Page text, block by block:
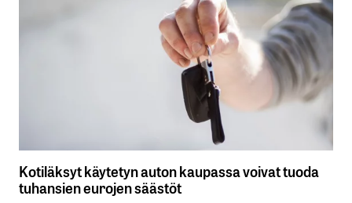
Kotiläksyt käytetyn auton kaupassa voivat tuoda
tuhansien eurojen säästöt